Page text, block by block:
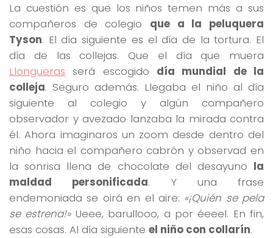
La cuestión es que los niños temen más a sus
compañeros de colegio que a la peluquera
Tyson. El día siguiente es el día de la tortura. El
día de las collejas. Que el día que muera
Llongueras será escogido día mundial de la
colleja. Seguro además. Llegaba el niño al día
siguiente al colegio y algún compañero
observador y avezado lanzaba la mirada contra
él. Ahora imaginaros un zoom desde dentro del
niño hacia el compañero cabrón y observad en
la sonrisa llena de chocolate del desayuno la
maldad personificada. Y una frase
endemoniada se oirá en el aire: «¡Quién se pela
se estrena!»Ueee, barullooo, a por éeeel. En fin,
esas cosas. Al día siguiente el niño con collarín.